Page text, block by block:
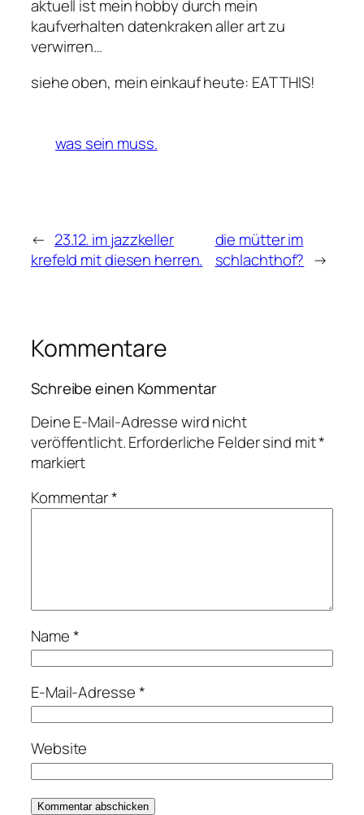
aktuell ist mein hobby durch mein
kaufverhalten datenkraken aller art zu
verwirren…
siehe oben, mein einkauf heute: EAT THIS!
was sein muss.
← 23.12. im jazzkeller
krefeld mit diesen herren.
die mütter im
schlachthof? →
Kommentare
Schreibe einen Kommentar
Deine E-Mail-Adresse wird nicht
veröffentlicht.Erforderliche Felder sind mit*
markiert
Kommentar*
Name*
E-Mail-Adresse*
Website